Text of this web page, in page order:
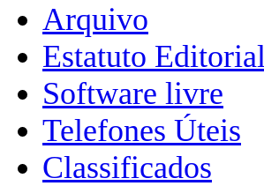
Arquivo
Estatuto Editorial
Software livre
Telefones Úteis
Classificados